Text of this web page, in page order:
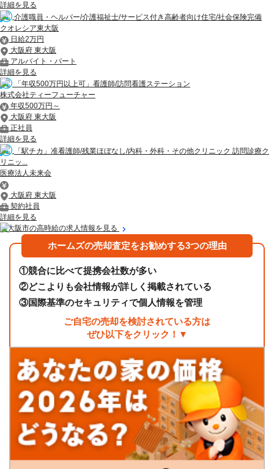
詳細を見る
介護職員・ヘルパー/介護福祉士/サービス付き高齢者向け住宅/社会保険完備
クオレシア東大阪
日給2万円
大阪府 東大阪
アルバイト・パート
詳細を見る
「年収500万円以上可」看護師/訪問看護ステーション
株式会社ティーフューチャー
年収500万円～
大阪府 東大阪
正社員
詳細を見る
「駅チカ」准看護師/残業ほぼなし/内科・外科・その他クリニック 訪問診療ク
リニッ...
医療法人未来会
大阪府 東大阪
契約社員
詳細を見る
東大阪市の高時給の求人情報を見る
ホームズの売却査定をお勧めする3つの理由
①競合に比べて提携会社数が多い
②どこよりも会社情報が詳しく掲載されている
③国際基準のセキュリティで個人情報を管理
ご自宅の売却を検討されている方は
ぜひ以下をクリック！▼